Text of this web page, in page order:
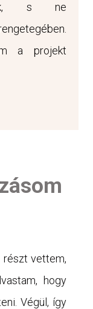
s ne
a projekt
részt vettem,
hogy
Végül, így